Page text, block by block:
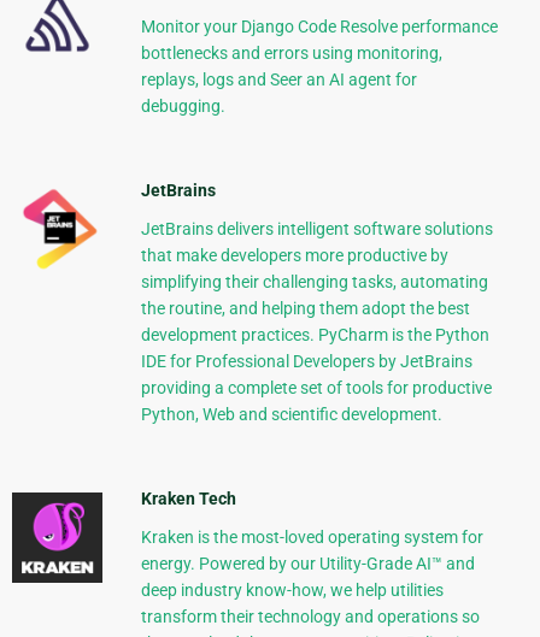
Monitor your Django Code Resolve performance
bottlenecks and errors using monitoring,
replays, logs and Seer an AI agent for
debugging.
JetBrains
JetBrains delivers intelligent software solutions
that make developers more productive by
simplifying their challenging tasks, automating
the routine, and helping them adopt the best
development practices. PyCharm is the Python
IDE for Professional Developers by JetBrains
providing a complete set of tools for productive
Python, Web and scientific development.
Kraken Tech
Kraken is the most-loved operating system for
energy. Powered by our Utility-Grade AI™ and
deep industry know-how, we help utilities
transform their technology and operations so